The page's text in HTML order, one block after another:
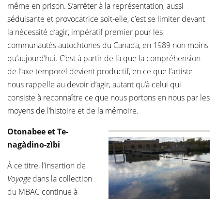
même en prison. S’arrêter à la représentation, aussi
séduisante et provocatrice soit-elle, c’est se limiter devant
la nécessité d’agir, impératif premier pour les
communautés autochtones du Canada, en 1989 non moins
qu’aujourd’hui. C’est à partir de là que la compréhension
de l’axe temporel devient productif, en ce que l’artiste
nous rappelle au devoir d’agir, autant qu’à celui qui
consiste à reconnaître ce que nous portons en nous par les
moyens de l’histoire et de la mémoire.
Otonabee et Te-
nagàdino-zìbi
À ce titre, l’insertion de
Voyage dans la collection
du MBAC continue à